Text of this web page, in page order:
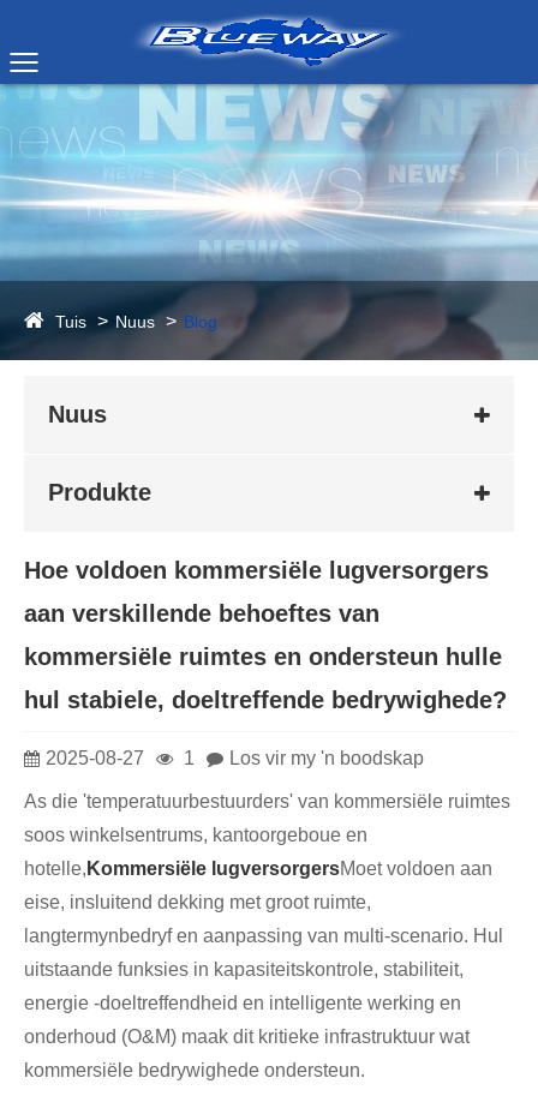
Tuis Nuus Blog
Nuus
Produkte
Hoe voldoen kommersiële lugversorgers
aan verskillende behoeftes van
kommersiële ruimtes en ondersteun hulle
hul stabiele, doeltreffende bedrywighede?
2025-08-27 1 Los vir my 'n boodskap
As die 'temperatuurbestuurders' van kommersiële ruimtes
soos winkelsentrums, kantoorgeboue en
hotelle, Kommersiële lugversorgersMoet voldoen aan
eise, insluitend dekking met groot ruimte,
langtermynbedryf en aanpassing van multi-scenario. Hul
uitstaande funksies in kapasiteitskontrole, stabiliteit,
energie -doeltreffendheid en intelligente werking en
onderhoud (O&M) maak dit kritieke infrastruktuur wat
kommersiële bedrywighede ondersteun.